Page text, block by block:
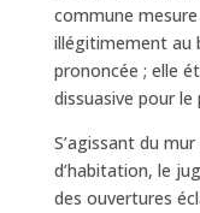
commune
illégitimement au
prononcée ; elle
dissuasive pour
S’agissant du
d’habitation, le
des ouvertures